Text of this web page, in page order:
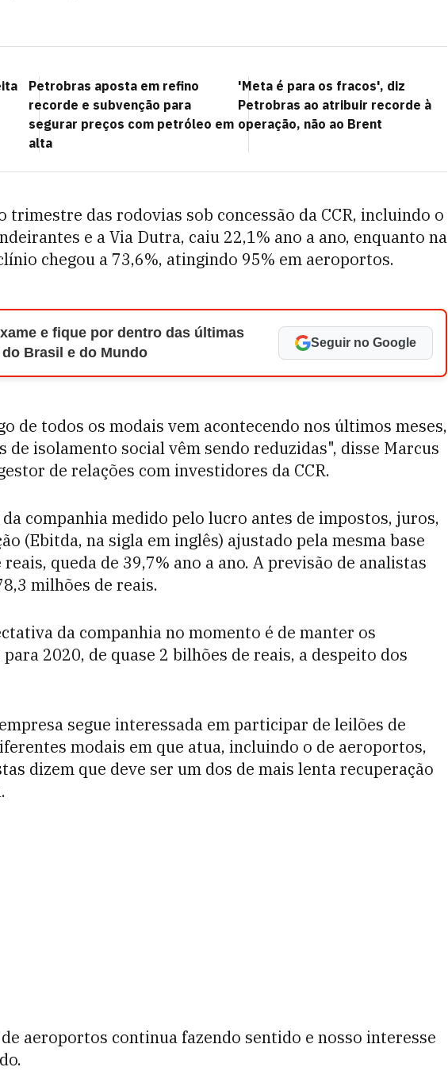
Petrobras aposta em refino
recorde e subvenção para
segurar preços com petróleo em
alta
'Meta é para os fracos', diz
Petrobras ao atribuir recorde à
operação, não ao Brent
trimestre das rodovias sob concessão da CCR, incluindo o
e a Via Dutra, caiu 22,1% ano a ano, enquanto na
chegou a 73,6%, atingindo 95% em aeroportos.
e fique por dentro das últimas
Brasil e do Mundo
Seguir no Google
de todos os modais vem acontecendo nos últimos meses,
de isolamento social vêm sendo reduzidas", disse Marcus
de relações com investidores da CCR.
companhia medido pelo lucro antes de impostos, juros,
(Ebitda, na sigla em inglês) ajustado pela mesma base
queda de 39,7% ano a ano. A previsão de analistas
milhões de reais.
da companhia no momento é de manter os
2020, de quase 2 bilhões de reais, a despeito dos
segue interessada em participar de leilões de
modais em que atua, incluindo o de aeroportos,
dizem que deve ser um dos de mais lenta recuperação
aeroportos continua fazendo sentido e nosso interesse